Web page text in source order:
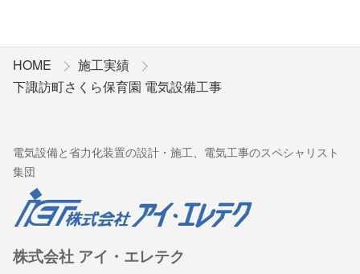
HOME
施工実績
下諏訪町さくら保育園 電気設備工事
電気設備と省力化装置の設計・施工、電気工事のスペシャリスト
集団
株式会社 アイ・エレテク